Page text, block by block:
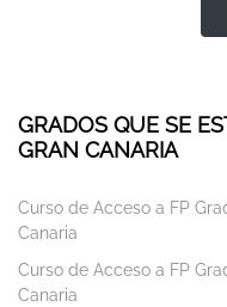
GRADOS QUE SE
GRAN CANARIA
Curso de Acceso a FP
Canaria
Curso de Acceso a FP
Canaria